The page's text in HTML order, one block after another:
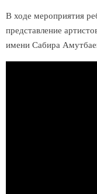
В ходе мероприятия
представление
имени Сабира